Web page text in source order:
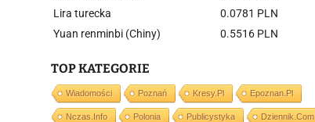
Lira turecka
0.0781 PLN
Yuan renminbi (Chiny)
0.5516 PLN
TOP KATEGORIE
Wiadomości Poznań Kresy.pl Epoznan.pl
Nczas.info Polonia Publicystyka Dziennik.com